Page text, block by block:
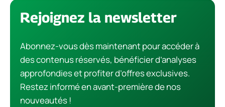
Rejoignez la newsletter
Abonnez-vous dès maintenant pour accéder à
des contenus réservés, bénéficier d’analyses
approfondies et profiter d’offres exclusives.
Restez informé en avant-première de nos
nouveautés !